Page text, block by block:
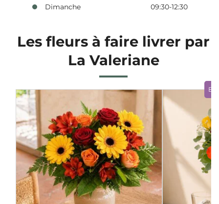
Dimanche
09:30-12:30
Les fleurs à faire livrer par
La Valeriane